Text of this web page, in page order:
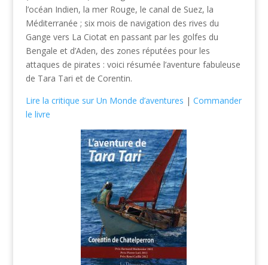
l’océan Indien, la mer Rouge, le canal de Suez, la
Méditerranée ; six mois de navigation des rives du
Gange vers La Ciotat en passant par les golfes du
Bengale et d’Aden, des zones réputées pour les
attaques de pirates : voici résumée l’aventure fabuleuse
de Tara Tari et de Corentin.
Lire la critique sur Un Monde d’aventures | Commander
le livre